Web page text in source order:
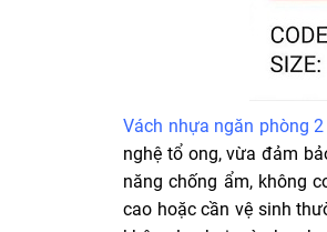
Vách nhựa ngăn phòng
nghệ tổ ong, vừa đảm
năng chống ẩm, không
cao hoặc cần vệ sinh